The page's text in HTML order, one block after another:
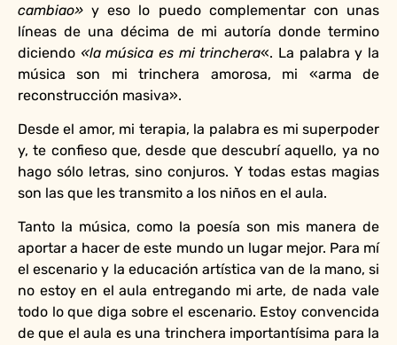
cambiao»y eso lo puedo complementar con unas
líneas de una décima de mi autoría donde termino
diciendo «la música es mi trinchera«. La palabra y la
música son mi trinchera amorosa, mi «arma de
reconstrucción masiva».
Desde el amor, mi terapia, la palabra es mi superpoder
y, te confieso que, desde que descubrí aquello, ya no
hago sólo letras, sino conjuros. Y todas estas magias
son las que les transmito a los niños en el aula.
Tanto la música, como la poesía son mis manera de
aportar a hacer de este mundo un lugar mejor. Para mí
el escenario y la educación artística van de la mano, si
no estoy en el aula entregando mi arte, de nada vale
todo lo que diga sobre el escenario. Estoy convencida
de que el aula es una trinchera importantísima para la